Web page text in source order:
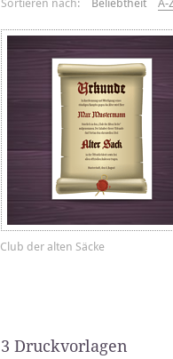
Sortieren nach: Beliebtheit A-
Club der alten Säcke
3 Druckvorlagen